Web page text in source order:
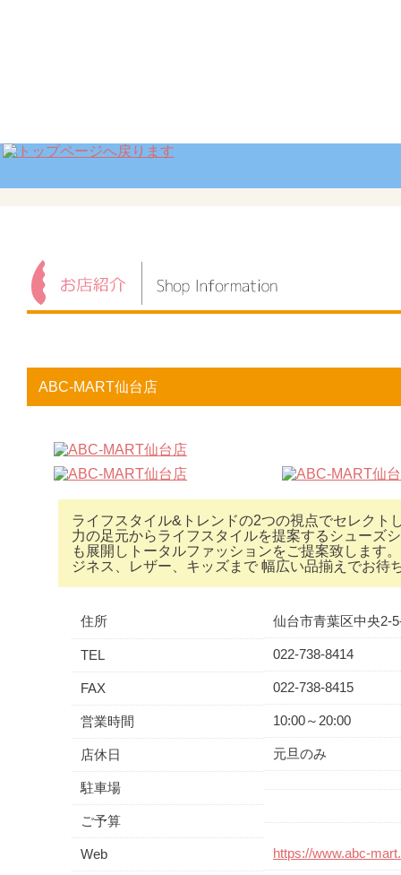
ABC-MART仙台店
ライフスタイル&トレンドの2つの視点でセレクト
力の足元からライフスタイルを提案するシューズ
も展開しトータルファッションをご提案致します
ジネス、レザー、キッズまで 幅広い品揃えでお待
住所 仙台市青葉区中央2-
TEL 022-738-8414
FAX 022-738-8415
営業時間 10:00～20:00
店休日 元旦のみ
駐車場
ご予算
Web https://www.abc-